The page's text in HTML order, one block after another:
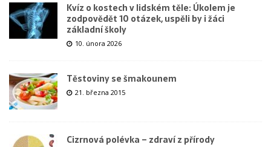
Kvíz o kostech v lidském těle: Úkolem je
zodpovědět 10 otázek, uspěli by i žáci
základní školy
10. února 2026
Těstoviny se šmakounem
21. března 2015
Cizrnová polévka – zdraví z přírody